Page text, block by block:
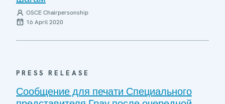
OSCE Chairpersonship
16 April 2020
PRESS RELEASE
Сообщение для печати Специального